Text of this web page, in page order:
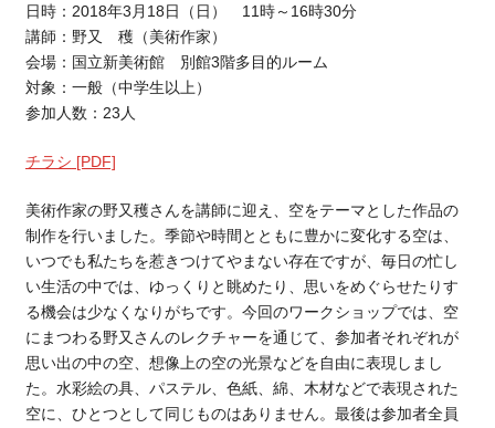
日時：2018年3月18日（日） 11時～16時30分
講師：野又 穫（美術作家）
会場：国立新美術館 別館3階多目的ルーム
対象：一般（中学生以上）
参加人数：23人
チラシ [PDF]
美術作家の野又穫さんを講師に迎え、空をテーマとした作品の
制作を行いました。季節や時間とともに豊かに変化する空は、
いつでも私たちを惹きつけてやまない存在ですが、毎日の忙し
い生活の中では、ゆっくりと眺めたり、思いをめぐらせたりす
る機会は少なくなりがちです。今回のワークショップでは、空
にまつわる野又さんのレクチャーを通じて、参加者それぞれが
思い出の中の空、想像上の空の光景などを自由に表現しまし
た。水彩絵の具、パステル、色紙、綿、木材などで表現された
空に、ひとつとして同じものはありません。最後は参加者全員